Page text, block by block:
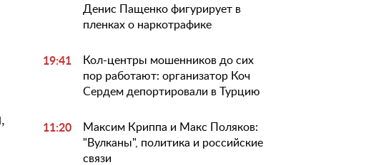
Денис Пащенко фигурирует в
пленках о наркотрафике
19:41
Кол-центры мошенников до сих
пор работают: организатор Коч
Сердем депортировали в Турцию
11:20
Максим Криппа и Макс Поляков:
"Вулканы", политика и российские
связи